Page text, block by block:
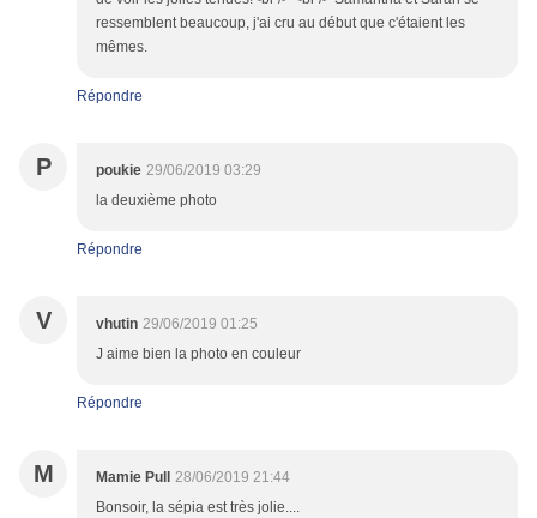
ressemblent beaucoup, j'ai cru au début que c'étaient les
mêmes.
Répondre
P poukie 29/06/2019 03:29
la deuxième photo
Répondre
V vhutin 29/06/2019 01:25
J aime bien la photo en couleur
Répondre
M Mamie Pull
28/06/2019 21:44
Bonsoir, la sépia est très jolie....